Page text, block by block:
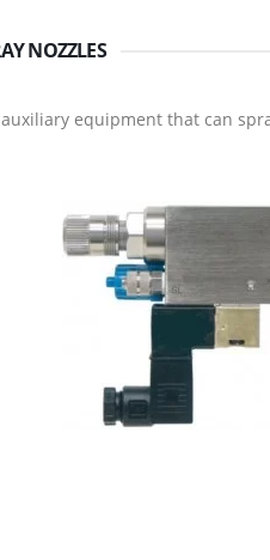
NOZZLES
equipment that can